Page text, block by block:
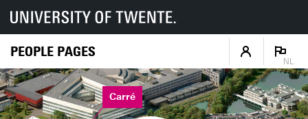
PEOPLE PAGES
NL
Carré